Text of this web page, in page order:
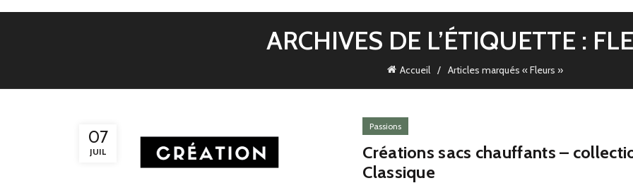
ARCHIVES DE L’ÉTIQUETTE :
Accueil Articles marqués « Fleurs »
07
JUIL
Passions
Créations sacs chauffants –
Classique